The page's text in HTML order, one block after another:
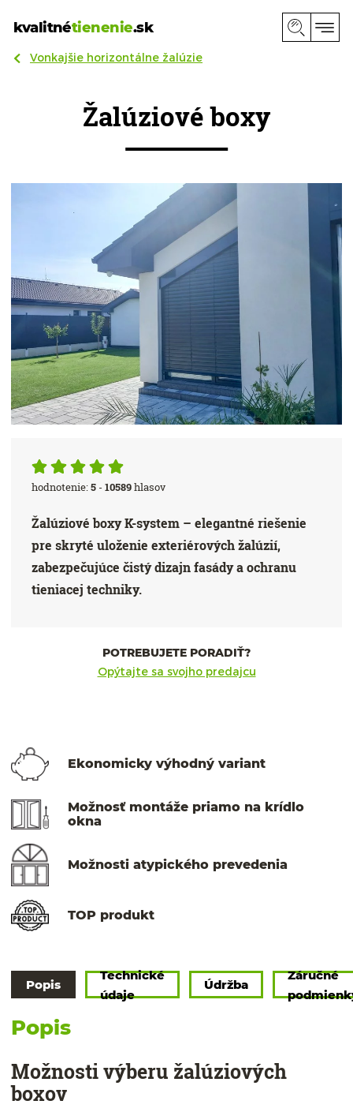
kvalitnétienenie.sk
Vonkajšie horizontálne žalúzie
Žalúziové boxy
hodnotenie:5 -10589hlasov
Žalúziové boxy K-system – elegantné riešenie
pre skryté uloženie exteriérových žalúzií,
zabezpečujúce čistý dizajn fasády a ochranu
tieniacej techniky.
POTREBUJETE PORADIŤ?
Opýtajte sa svojho predajcu
Ekonomicky výhodný variant
Možnosť montáže priamo na krídlo
okna
Možnosti atypického prevedenia
TOP produkt
Popis
Technické
údaje
Údržba
Záručné
Popis
Možnosti výberu žalúziových
boxov